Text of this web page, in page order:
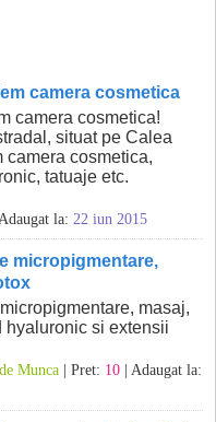
camera cosmetica
camera cosmetica!
situat pe Calea
camera cosmetica,
tatuaje etc.
la: 22 iun 2015
micropigmentare,
masaj,
hyaluronic si extensii
Munca | Pret: 10 | Adaugat la: